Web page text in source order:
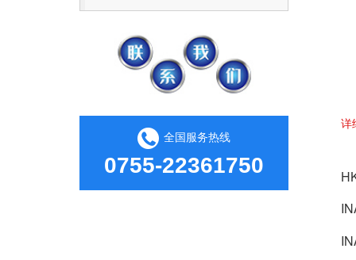
全国服务热线
0755-22361750
详